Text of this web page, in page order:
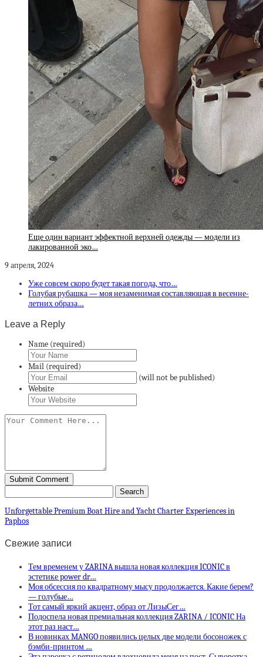
Еще один вариант эффектной верхней одежды — модели из
лакированной эко…
9 апреля, 2024
Уже совсем скоро будет такая погода, что…
Голубая рубашка — моя незаменимая составляющая в весенне-
летних образа…
Leave a Reply
Name (required)
Mail (required)
(will not be published)
Website
Unforgettable Premium Boat Hire and Yacht Charter Experiences in
Paphos
Свежие записи
Тем временем у ZARINA вышла новая коллекция ICONIC в
эстетике power dr…
Моя обсессия по квадратному мысу продолжается. Какие берем?
— голубые…
Тот самый яркий акцент, образ от ЛизыСег…
Подоспела новая премиальная коллекция ZARINA / ICONIC На
этот раз наст…
В новинках MANGO появились целых две модели босоножек с
бэмби-принтом …